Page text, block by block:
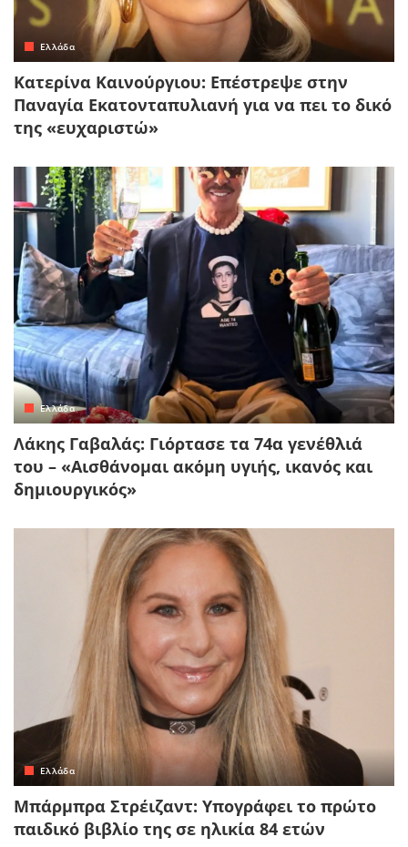
Ελλάδα
Κατερίνα Καινούργιου: Επέστρεψε στην
Παναγία Εκατονταπυλιανή για να πει το δικό
της «ευχαριστώ»
Ελλάδα
Λάκης Γαβαλάς: Γιόρτασε τα 74α γενέθλιά
του – «Αισθάνομαι ακόμη υγιής, ικανός και
δημιουργικός»
Ελλάδα
Μπάρμπρα Στρέιζαντ: Υπογράφει το πρώτο
παιδικό βιβλίο της σε ηλικία 84 ετών